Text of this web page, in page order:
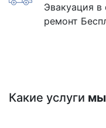
Эвакуация в
ремонт
Какие услуги